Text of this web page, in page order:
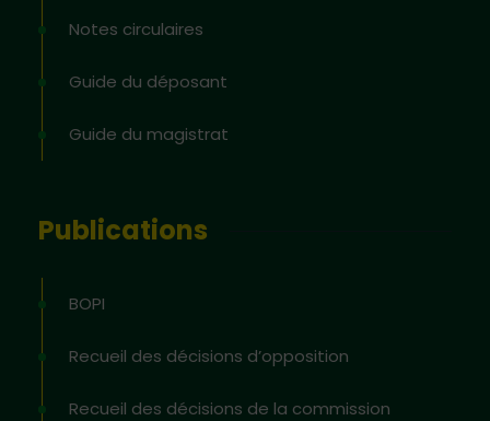
Notes circulaires
Guide du déposant
Guide du magistrat
Publications
BOPI
Recueil des décisions d’opposition
Recueil des décisions de la commission